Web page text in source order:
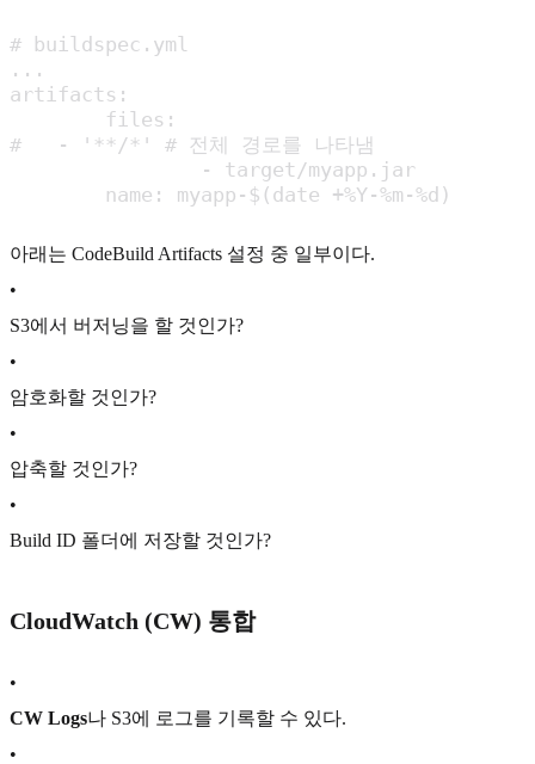
# buildspec.yml
...
artifacts:
#   - '**/*' # 전체 경로를 나타냄
	name: myapp-$(date +%Y-%m-%d)
아래는 CodeBuild Artifacts 설정 중 일부이다.
•
S3에서 버저닝을 할 것인가?
•
암호화할 것인가?
•
압축할 것인가?
•
Build ID 폴더에 저장할 것인가?
CloudWatch (CW) 통합
•
CW Logs나 S3에 로그를 기록할 수 있다.
•